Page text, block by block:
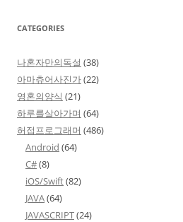
CATEGORIES
나혼자만의독설 (38)
아마츄어사진가(22)
영혼의양식 (21)
하루를살아가며 (64)
허접프로그래머 (486)
Android (64)
C#(8)
iOS/Swift(82)
JAVA(64)
JAVASCRIPT(24)